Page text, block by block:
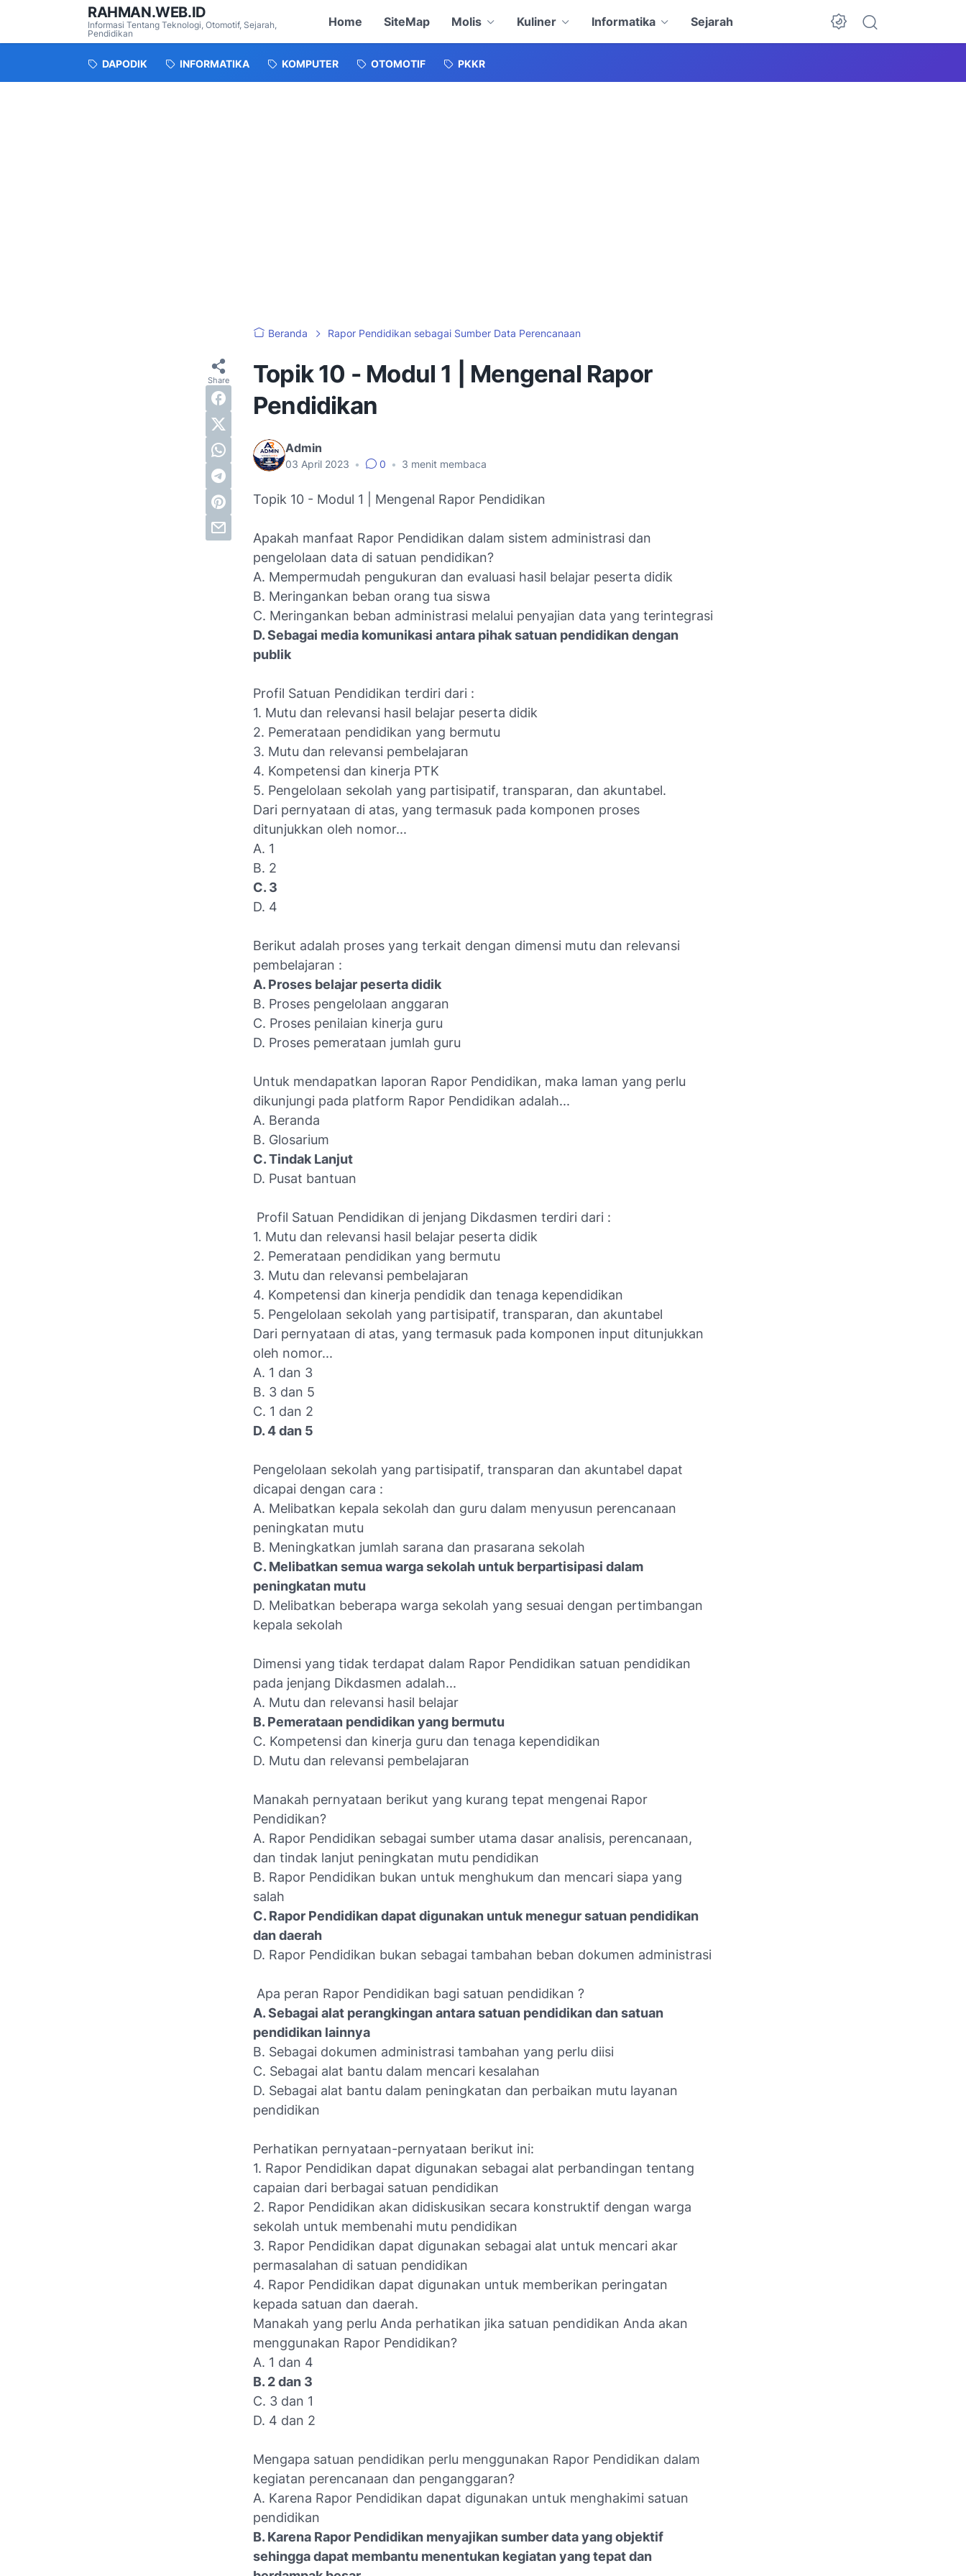
RAHMAN.WEB.ID
Informasi Tentang Teknologi, Otomotif, Sejarah,
Pendidikan
Home SiteMap Molis Kuliner Informatika Sejarah
Dark Mode
DAPODIK INFORMATIKA KOMPUTER OTOMOTIF PKKR
Beranda Rapor Pendidikan sebagai Sumber Data Perencanaan
Topik 10 - Modul 1 | Mengenal Rapor
Pendidikan
Admin
03 April 2023 • 0 • 3 menit membaca
Topik 10 - Modul 1 | Mengenal Rapor Pendidikan
Apakah manfaat Rapor Pendidikan dalam sistem administrasi dan
pengelolaan data di satuan pendidikan?
A. Mempermudah pengukuran dan evaluasi hasil belajar peserta didik
B. Meringankan beban orang tua siswa
C. Meringankan beban administrasi melalui penyajian data yang terintegrasi
D. Sebagai media komunikasi antara pihak satuan pendidikan dengan
publik
Profil Satuan Pendidikan terdiri dari :
1. Mutu dan relevansi hasil belajar peserta didik
2. Pemerataan pendidikan yang bermutu
3. Mutu dan relevansi pembelajaran
4. Kompetensi dan kinerja PTK
5. Pengelolaan sekolah yang partisipatif, transparan, dan akuntabel.
Dari pernyataan di atas, yang termasuk pada komponen proses
ditunjukkan oleh nomor...
A. 1
B. 2
C. 3
D. 4
Berikut adalah proses yang terkait dengan dimensi mutu dan relevansi
pembelajaran :
A. Proses belajar peserta didik
B. Proses pengelolaan anggaran
C. Proses penilaian kinerja guru
D. Proses pemerataan jumlah guru
Untuk mendapatkan laporan Rapor Pendidikan, maka laman yang perlu
dikunjungi pada platform Rapor Pendidikan adalah...
A. Beranda
B. Glosarium
C. Tindak Lanjut
D. Pusat bantuan
Profil Satuan Pendidikan di jenjang Dikdasmen terdiri dari :
1. Mutu dan relevansi hasil belajar peserta didik
2. Pemerataan pendidikan yang bermutu
3. Mutu dan relevansi pembelajaran
4. Kompetensi dan kinerja pendidik dan tenaga kependidikan
5. Pengelolaan sekolah yang partisipatif, transparan, dan akuntabel
Dari pernyataan di atas, yang termasuk pada komponen input ditunjukkan
oleh nomor...
A. 1 dan 3
B. 3 dan 5
C. 1 dan 2
D. 4 dan 5
Pengelolaan sekolah yang partisipatif, transparan dan akuntabel dapat
dicapai dengan cara :
A. Melibatkan kepala sekolah dan guru dalam menyusun perencanaan
peningkatan mutu
B. Meningkatkan jumlah sarana dan prasarana sekolah
C. Melibatkan semua warga sekolah untuk berpartisipasi dalam
peningkatan mutu
D. Melibatkan beberapa warga sekolah yang sesuai dengan pertimbangan
kepala sekolah
Dimensi yang tidak terdapat dalam Rapor Pendidikan satuan pendidikan
pada jenjang Dikdasmen adalah...
A. Mutu dan relevansi hasil belajar
B. Pemerataan pendidikan yang bermutu
C. Kompetensi dan kinerja guru dan tenaga kependidikan
D. Mutu dan relevansi pembelajaran
Manakah pernyataan berikut yang kurang tepat mengenai Rapor
Pendidikan?
A. Rapor Pendidikan sebagai sumber utama dasar analisis, perencanaan,
dan tindak lanjut peningkatan mutu pendidikan
B. Rapor Pendidikan bukan untuk menghukum dan mencari siapa yang
salah
C. Rapor Pendidikan dapat digunakan untuk menegur satuan pendidikan
dan daerah
D. Rapor Pendidikan bukan sebagai tambahan beban dokumen administrasi
Apa peran Rapor Pendidikan bagi satuan pendidikan ?
A. Sebagai alat perangkingan antara satuan pendidikan dan satuan
pendidikan lainnya
B. Sebagai dokumen administrasi tambahan yang perlu diisi
C. Sebagai alat bantu dalam mencari kesalahan
D. Sebagai alat bantu dalam peningkatan dan perbaikan mutu layanan
pendidikan
Perhatikan pernyataan-pernyataan berikut ini:
1. Rapor Pendidikan dapat digunakan sebagai alat perbandingan tentang
capaian dari berbagai satuan pendidikan
2. Rapor Pendidikan akan didiskusikan secara konstruktif dengan warga
sekolah untuk membenahi mutu pendidikan
3. Rapor Pendidikan dapat digunakan sebagai alat untuk mencari akar
permasalahan di satuan pendidikan
4. Rapor Pendidikan dapat digunakan untuk memberikan peringatan
kepada satuan dan daerah.
Manakah yang perlu Anda perhatikan jika satuan pendidikan Anda akan
menggunakan Rapor Pendidikan?
A. 1 dan 4
B. 2 dan 3
C. 3 dan 1
D. 4 dan 2
Mengapa satuan pendidikan perlu menggunakan Rapor Pendidikan dalam
kegiatan perencanaan dan penganggaran?
A. Karena Rapor Pendidikan dapat digunakan untuk menghakimi satuan
pendidikan
B. Karena Rapor Pendidikan menyajikan sumber data yang objektif
sehingga dapat membantu menentukan kegiatan yang tepat dan